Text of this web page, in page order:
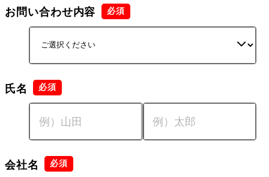
お問い合わせ内容
氏名
会社名